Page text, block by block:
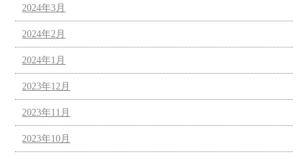
2024年3月
2024年2月
2024年1月
2023年12月
2023年11月
2023年10月